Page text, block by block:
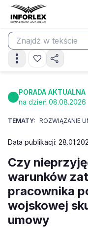
PORADA AKTUALNA
na dzień 08.08.2026
TEMATY: ROZWIĄZANIE
Data publikacji:
Czy
warunków
pracownika
wojskowej
umowy